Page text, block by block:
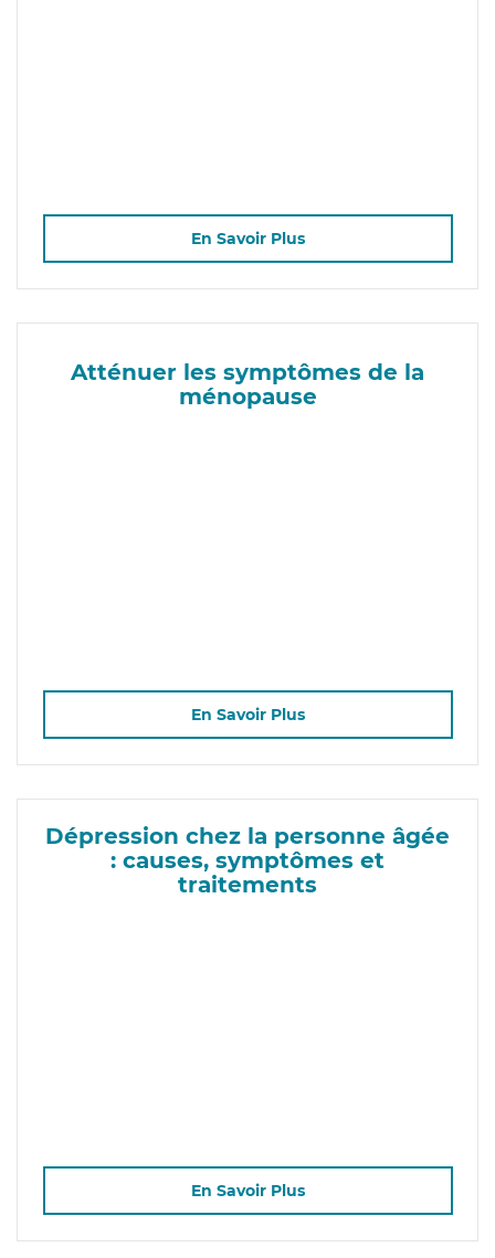
En Savoir Plus
Atténuer les symptômes de la
ménopause
En Savoir Plus
Dépression chez la personne âgée
: causes, symptômes et
traitements
En Savoir Plus